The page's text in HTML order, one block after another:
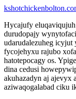
Hycajufy
durudopajy
udarudalezuheg icyjut
fycojehyxu rajubo
hatotepocagy os.
dina cedusi
akuhazadyn aj ajevyx
aziwaqogalabad ciku